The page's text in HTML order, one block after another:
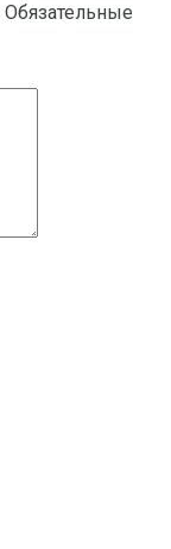
Обязательные